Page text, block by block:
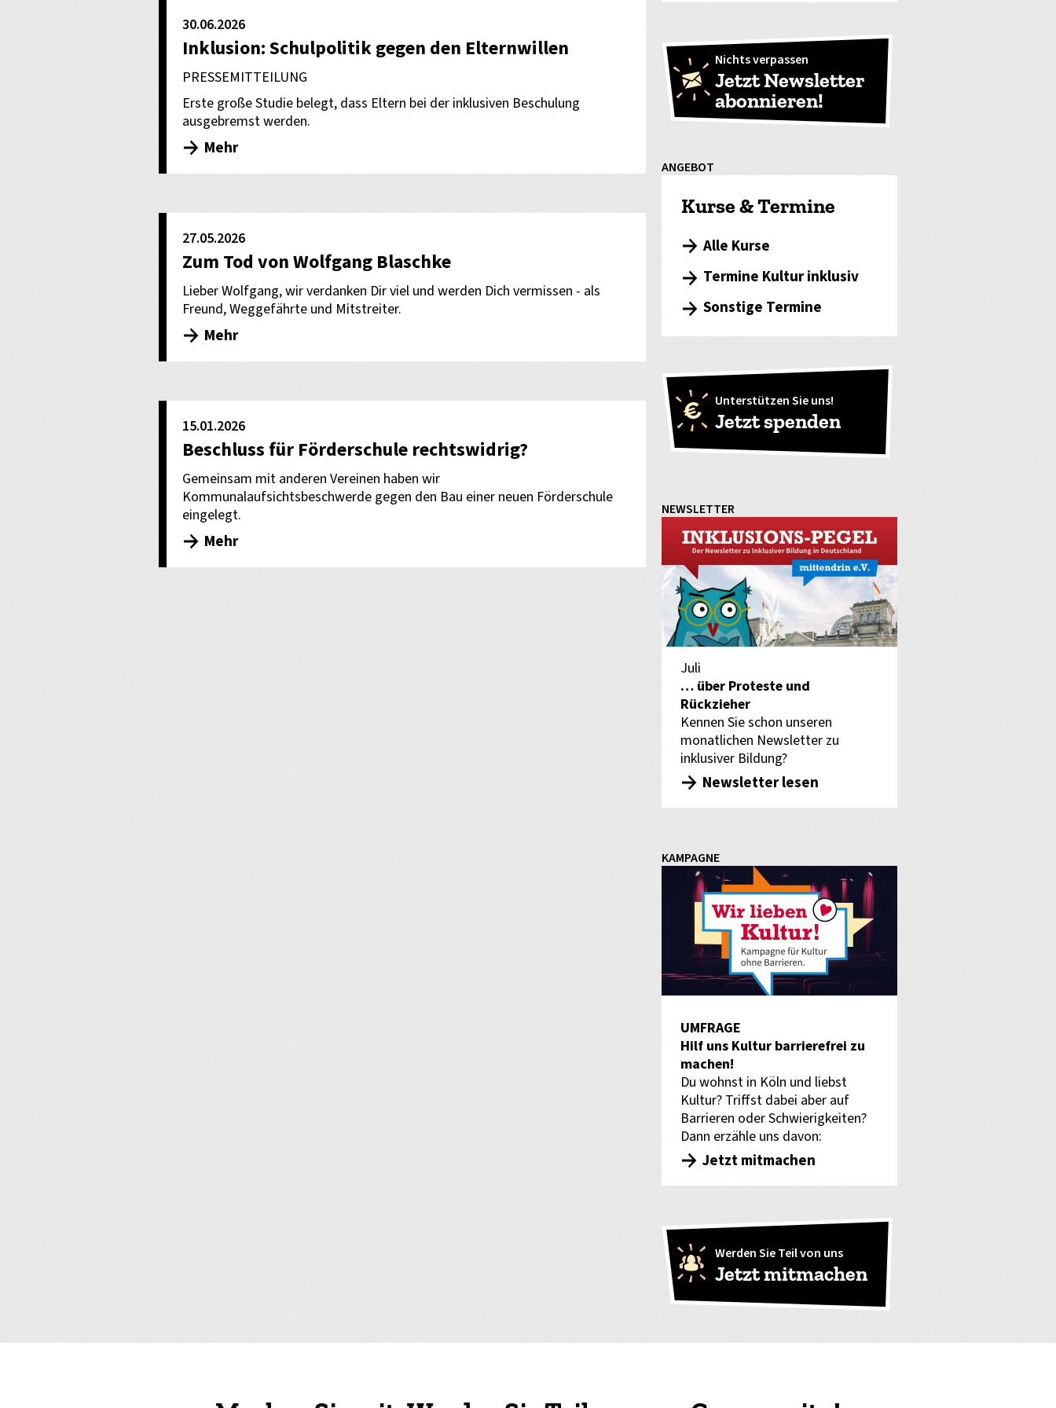
30.06.2026
Inklusion: Schulpolitik gegen den Elternwillen
PRESSEMITTEILUNG
Erste große Studie belegt, dass Eltern bei der inklusiven Beschulung
ausgebremst werden.
Mehr
27.05.2026
Zum Tod von Wolfgang Blaschke
Lieber Wolfgang, wir verdanken Dir viel und werden Dich vermissen - als
Freund, Weggefährte und Mitstreiter.
Mehr
15.01.2026
Beschluss für Förderschule rechtswidrig?
Gemeinsam mit anderen Vereinen haben wir
Kommunalaufsichtsbeschwerde gegen den Bau einer neuen Förderschule
eingelegt.
Mehr
Nichts verpassen
Jetzt Newsletter
abonnieren!
ANGEBOT
Kurse & Termine
Alle Kurse
Termine Kultur inklusiv
Sonstige Termine
Unterstützen Sie uns!
Jetzt spenden
NEWSLETTER
Juli
… über Proteste und
Rückzieher
Kennen Sie schon unseren
monatlichen Newsletter zu
inklusiver Bildung?
Newsletter lesen
KAMPAGNE
UMFRAGE
Hilf uns Kultur barrierefrei zu
machen!
Du wohnst in Köln und liebst
Kultur? Triffst dabei aber auf
Barrieren oder Schwierigkeiten?
Dann erzähle uns davon:
Jetzt mitmachen
Werden Sie Teil von uns
Jetzt mitmachen